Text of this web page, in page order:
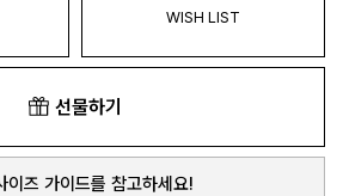
WISH LIST
선물하기
이즈 가이드를 참고하세요!